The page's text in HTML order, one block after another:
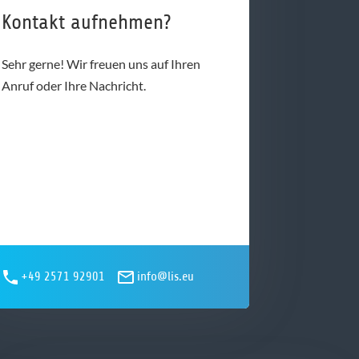
Kontakt aufnehmen?
Sehr gerne! Wir freuen uns auf Ihren
Anruf oder Ihre Nachricht.
+49 2571 92901 info@lis.eu